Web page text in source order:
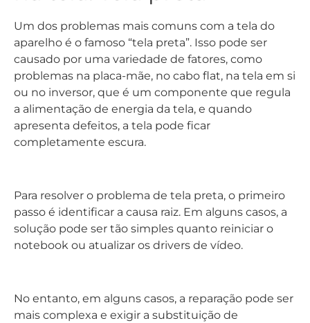
apresenta defeitos, a tela pode ficar
completamente escura.
Para resolver o problema de tela preta, o primeiro
passo é identificar a causa raiz. Em alguns casos, a
solução pode ser tão simples quanto reiniciar o
notebook ou atualizar os drivers de vídeo.
mais complexa e exigir a substituição de
componentes de hardware, como a placa gráfica
ou o cabo de vídeo, o que faz necessário a ajuda de
umaassistência técnica em Santos
na tela: Tela quebrada